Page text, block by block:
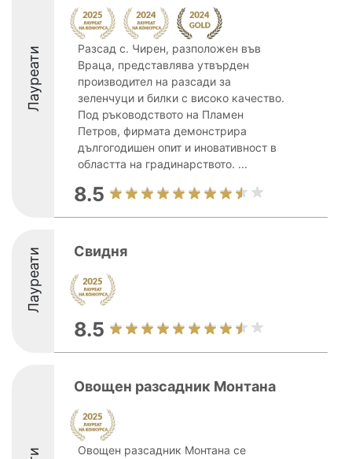
Лауреати
Разсад с. Чирен, разположен във
Враца, представлява утвърден
производител на разсади за
зеленчуци и билки с високо качество.
Под ръководството на Пламен
Петров, фирмата демонстрира
дългогодишен опит и иновативност в
областта на градинарството. ...
8.5
Лауреати Свидня
8.5
Овощен разсадник Монтана
Овощен разсадник Монтана се